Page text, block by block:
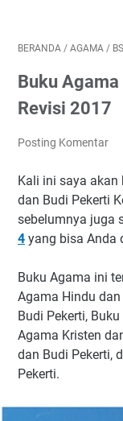
BERANDA / AGAMA /
Buku
Revisi 2017
Posting Komentar
Kali ini saya akan
dan Budi Pekerti
sebelumnya juga
4 yang bisa Anda
Buku Agama ini
Agama Hindu
Budi Pekerti,
Agama Kristen
dan Budi Pekerti,
Pekerti.